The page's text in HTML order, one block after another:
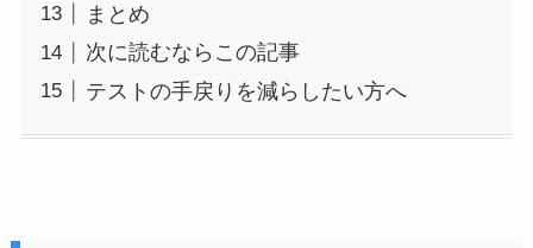
まとめ
次に読むならこの記事
テストの手戻りを減らしたい方へ